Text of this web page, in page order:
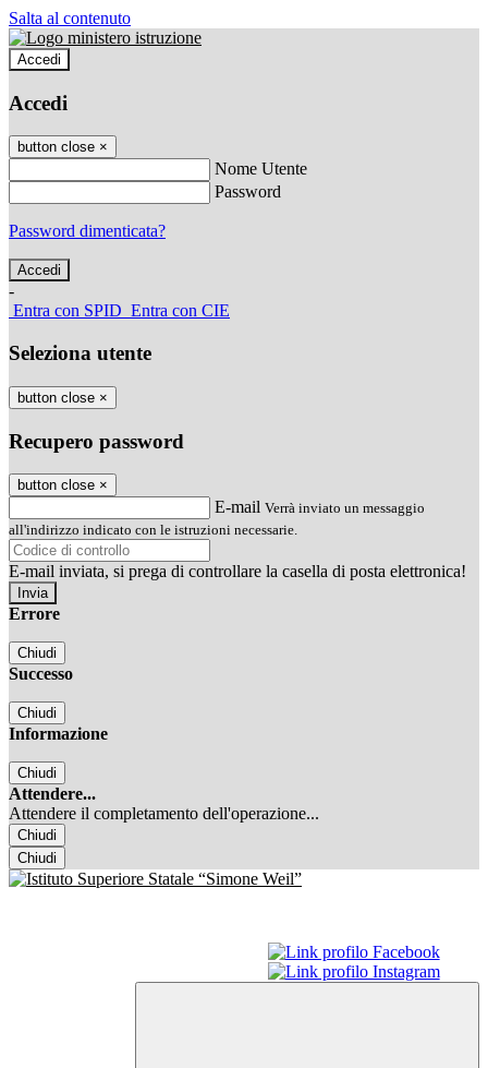
Salta al contenuto
Accedi
Accedi
button close ×
Nome Utente
Password
Password dimenticata?
-
Entra con SPID Entra con CIE
Seleziona utente
button close ×
Recupero password
button close ×
E-mail Verrà inviato un messaggio
all'indirizzo indicato con le istruzioni necessarie.
E-mail inviata, si prega di controllare la casella di posta elettronica!
Errore
Chiudi
Successo
Chiudi
Informazione
Chiudi
Attendere...
Attendere il completamento dell'operazione...
Chiudi
Chiudi